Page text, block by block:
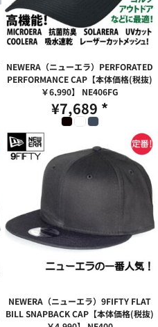
NEWERA（ニューエラ）PERFORATED
PERFORMANCE CAP【本体価格(税抜)
￥6,990】
NE406FG
¥7,689 *
NEWERA（ニューエラ）9FIFTY FLAT
BILL SNAPBACK CAP【本体価格(税抜)